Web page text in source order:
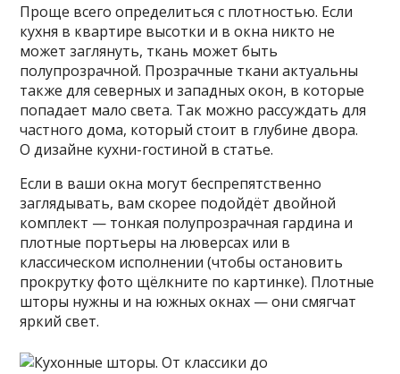
Проще всего определиться с плотностью. Если
кухня в квартире высотки и в окна никто не
может заглянуть, ткань может быть
полупрозрачной. Прозрачные ткани актуальны
также для северных и западных окон, в которые
попадает мало света. Так можно рассуждать для
частного дома, который стоит в глубине двора.
О дизайне кухни-гостиной в статье.
Если в ваши окна могут беспрепятственно
заглядывать, вам скорее подойдёт двойной
комплект — тонкая полупрозрачная гардина и
плотные портьеры на люверсах или в
классическом исполнении (чтобы остановить
прокрутку фото щёлкните по картинке). Плотные
шторы нужны и на южных окнах — они смягчат
яркий свет.